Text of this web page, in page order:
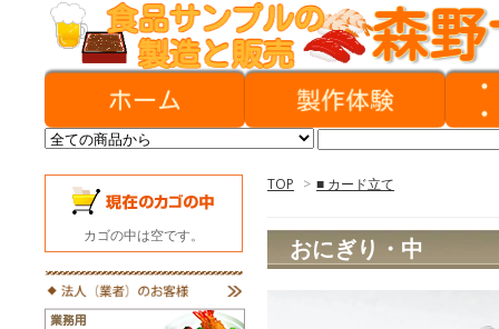
TOP > ■ カード立て
おにぎり・中
カゴの中は空です。